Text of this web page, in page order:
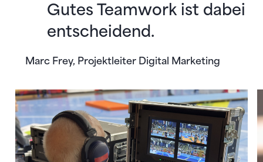
Marc Frey, Projektleiter Digital Marketing
Gutes Teamwork ist dabei
entscheidend.